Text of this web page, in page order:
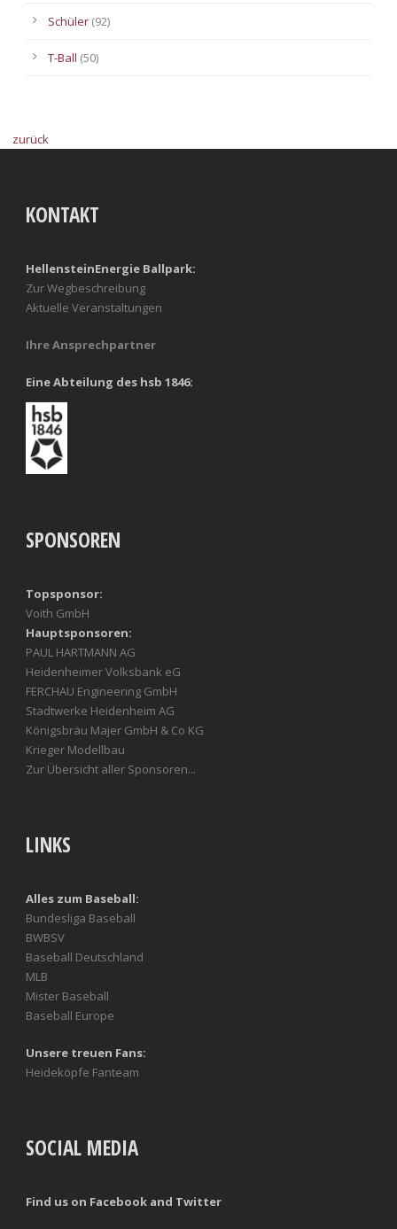
Schüler (92)
T-Ball (50)
zurück
KONTAKT
HellensteinEnergie Ballpark:
Zur Wegbeschreibung
Aktuelle Veranstaltungen
Ihre Ansprechpartner
Eine Abteilung des hsb 1846:
SPONSOREN
Topsponsor:
Voith GmbH
Hauptsponsoren:
PAUL HARTMANN AG
Heidenheimer Volksbank eG
FERCHAU Engineering GmbH
Stadtwerke Heidenheim AG
Königsbräu Majer GmbH & Co KG
Krieger Modellbau
Zur Übersicht aller Sponsoren...
LINKS
Alles zum Baseball:
Bundesliga Baseball
BWBSV
Baseball Deutschland
MLB
Mister Baseball
Baseball Europe
Unsere treuen Fans:
Heideköpfe Fanteam
SOCIAL MEDIA
Find us on Facebook and Twitter